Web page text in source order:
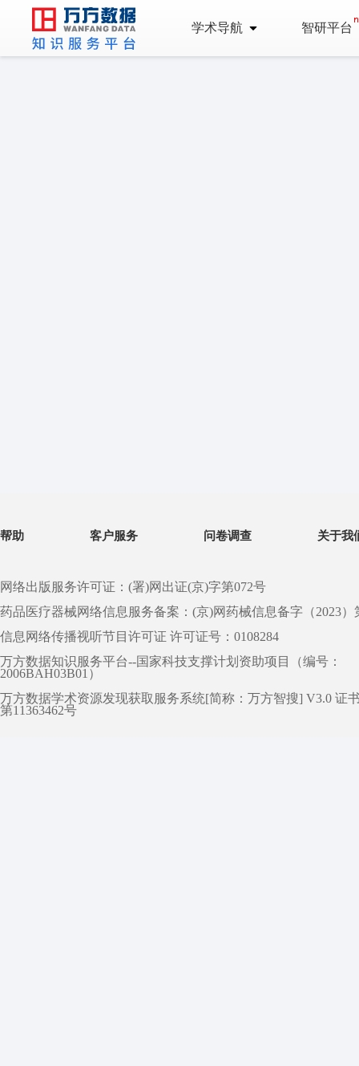
学术导航 智研平台
帮助 客户服务 问卷调查 关于我
网络出版服务许可证：(署)网出证(京)字第072号
药品医疗器械网络信息服务备案：(京)网药械信息备字（2023）
信息网络传播视听节目许可证 许可证号：0108284
万方数据知识服务平台--国家科技支撑计划资助项目（编号：
2006BAH03B01）
万方数据学术资源发现获取服务系统[简称：万方智搜] V3.0 证
第11363462号